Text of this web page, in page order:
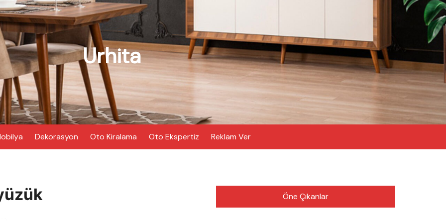
Urhita
Dekorasyon Oto Kiralama Oto Ekspertiz Reklam Ver
Öne Çıkanlar